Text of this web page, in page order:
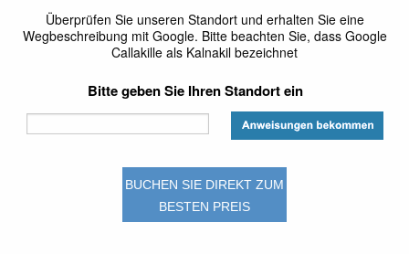
Überprüfen Sie unseren Standort und erhalten Sie eine
Wegbeschreibung mit Google. Bitte beachten Sie, dass Google
Callakille als Kalnakil bezeichnet
Bitte geben Sie Ihren Standort ein
BUCHEN SIE DIREKT ZUM
BESTEN PREIS